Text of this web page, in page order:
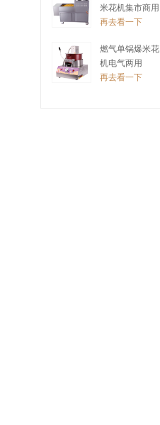
米花机集市商用
再去看一下
燃气单锅爆米花
机电气两用
再去看一下